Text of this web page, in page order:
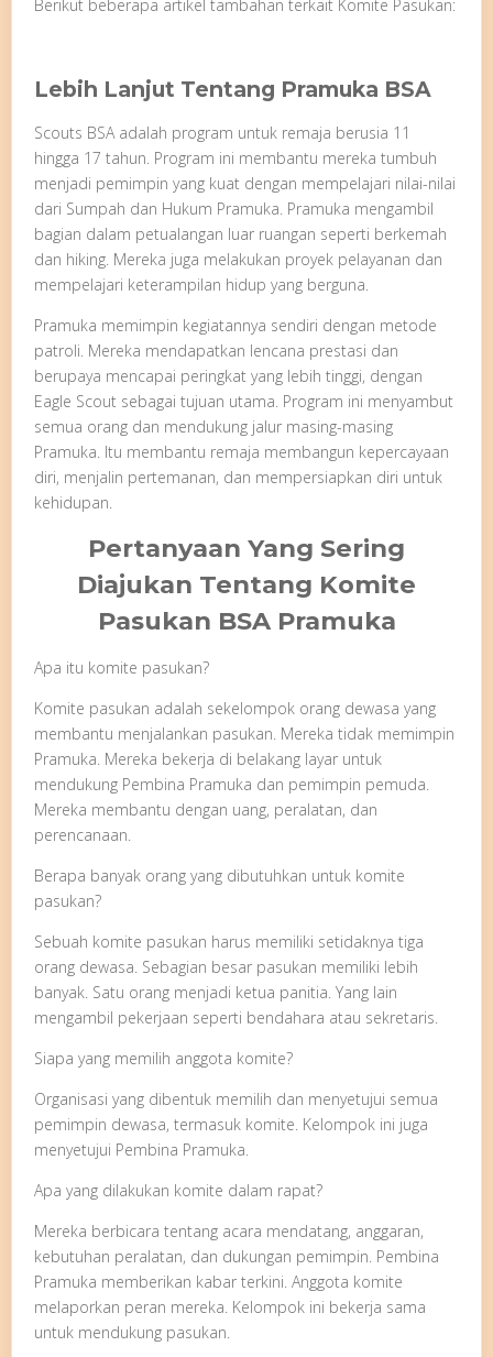
Berikut beberapa artikel tambahan terkait Komite Pasukan:
Lebih Lanjut Tentang Pramuka BSA
Scouts BSA adalah program untuk remaja berusia 11
hingga 17 tahun. Program ini membantu mereka tumbuh
menjadi pemimpin yang kuat dengan mempelajari nilai-nilai
dari Sumpah dan Hukum Pramuka. Pramuka mengambil
bagian dalam petualangan luar ruangan seperti berkemah
dan hiking. Mereka juga melakukan proyek pelayanan dan
mempelajari keterampilan hidup yang berguna.
Pramuka memimpin kegiatannya sendiri dengan metode
patroli. Mereka mendapatkan lencana prestasi dan
berupaya mencapai peringkat yang lebih tinggi, dengan
Eagle Scout sebagai tujuan utama. Program ini menyambut
semua orang dan mendukung jalur masing-masing
Pramuka. Itu membantu remaja membangun kepercayaan
diri, menjalin pertemanan, dan mempersiapkan diri untuk
kehidupan.
Pertanyaan Yang Sering
Diajukan Tentang Komite
Pasukan BSA Pramuka
Apa itu komite pasukan?
Komite pasukan adalah sekelompok orang dewasa yang
membantu menjalankan pasukan. Mereka tidak memimpin
Pramuka. Mereka bekerja di belakang layar untuk
mendukung Pembina Pramuka dan pemimpin pemuda.
Mereka membantu dengan uang, peralatan, dan
perencanaan.
Berapa banyak orang yang dibutuhkan untuk komite
pasukan?
Sebuah komite pasukan harus memiliki setidaknya tiga
orang dewasa. Sebagian besar pasukan memiliki lebih
banyak. Satu orang menjadi ketua panitia. Yang lain
mengambil pekerjaan seperti bendahara atau sekretaris.
Siapa yang memilih anggota komite?
Organisasi yang dibentuk memilih dan menyetujui semua
pemimpin dewasa, termasuk komite. Kelompok ini juga
menyetujui Pembina Pramuka.
Apa yang dilakukan komite dalam rapat?
Mereka berbicara tentang acara mendatang, anggaran,
kebutuhan peralatan, dan dukungan pemimpin. Pembina
Pramuka memberikan kabar terkini. Anggota komite
melaporkan peran mereka. Kelompok ini bekerja sama
untuk mendukung pasukan.